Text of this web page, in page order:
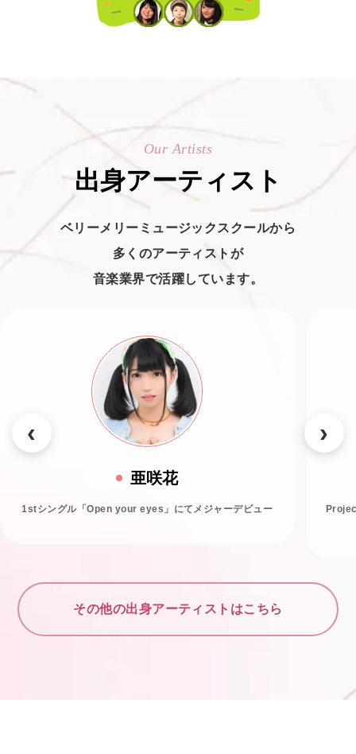
Our Artists
出身アーティスト
ベリーメリーミュージックスクールから
多くのアーティストが
音楽業界で活躍しています。
亜咲花
1stシングル「Open your eyes」にてメジャーデビュー
その他の出身アーティストはこちら